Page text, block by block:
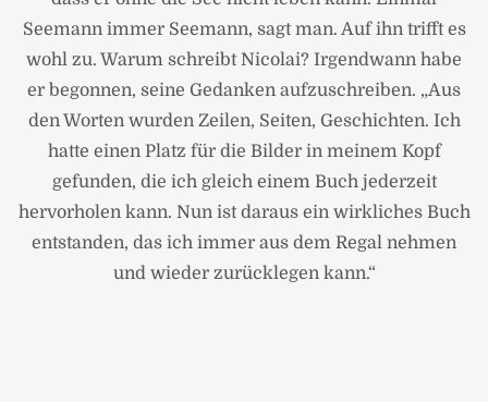
Seemann immer Seemann, sagt man. Auf ihn trifft es
wohl zu. Warum schreibt Nicolai? Irgendwann habe
er begonnen, seine Gedanken aufzuschreiben. „Aus
den Worten wurden Zeilen, Seiten, Geschichten. Ich
hatte einen Platz für die Bilder in meinem Kopf
gefunden, die ich gleich einem Buch jederzeit
hervorholen kann. Nun ist daraus ein wirkliches Buch
entstanden, das ich immer aus dem Regal nehmen
und wieder zurücklegen kann.“